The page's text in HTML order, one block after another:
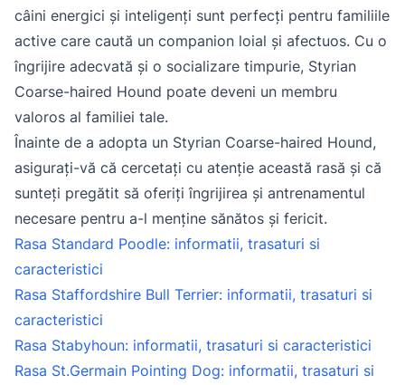
câini energici și inteligenți sunt perfecți pentru familiile
active care caută un companion loial și afectuos. Cu o
îngrijire adecvată și o socializare timpurie, Styrian
Coarse-haired Hound poate deveni un membru
valoros al familiei tale.
Înainte de a adopta un Styrian Coarse-haired Hound,
asigurați-vă că cercetați cu atenție această rasă și că
sunteți pregătit să oferiți îngrijirea și antrenamentul
necesare pentru a-l menține sănătos și fericit.
Rasa Standard Poodle: informatii, trasaturi si
caracteristici
Rasa Staffordshire Bull Terrier: informatii, trasaturi si
caracteristici
Rasa Stabyhoun: informatii, trasaturi si caracteristici
Rasa St.Germain Pointing Dog: informatii, trasaturi si